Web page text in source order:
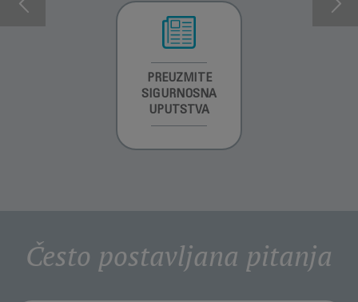
PREUZMITE
SIGURNOSNA
UPUTSTVA
Često postavljana pitanja